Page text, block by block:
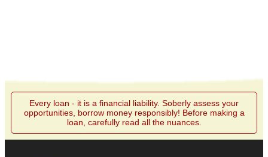
Every loan - it is a financial liability. Soberly assess your
opportunities, borrow money responsibly! Before making a
loan, carefully read all the nuances.